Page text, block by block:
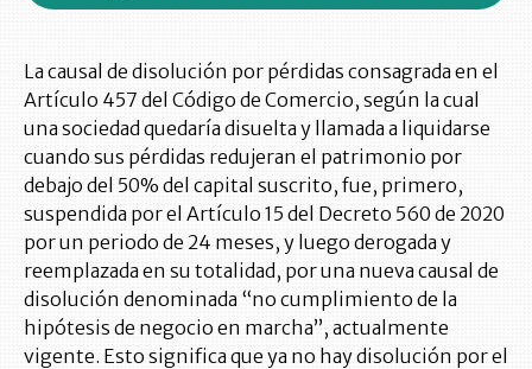
La causal de disolución por pérdidas consagrada en el
Artículo 457 del Código de Comercio, según la cual
una sociedad quedaría disuelta y llamada a liquidarse
cuando sus pérdidas redujeran el patrimonio por
debajo del 50% del capital suscrito, fue, primero,
suspendida por el Artículo 15 del Decreto 560 de 2020
por un periodo de 24 meses, y luego derogada y
reemplazada en su totalidad, por una nueva causal de
disolución denominada “no cumplimiento de la
hipótesis de negocio en marcha”, actualmente
vigente. Esto significa que ya no hay disolución por el